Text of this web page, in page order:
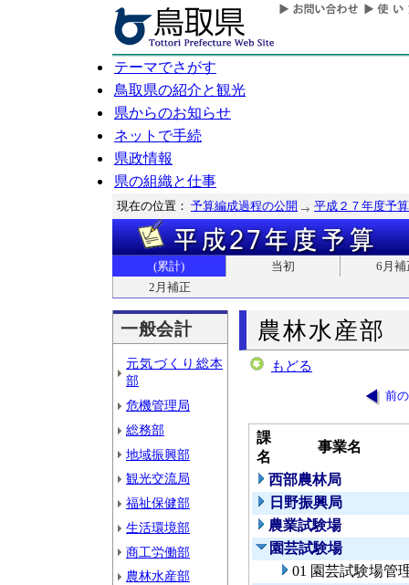
テーマでさがす
鳥取県の紹介と観光
県からのお知らせ
ネットで手続
県政情報
県の組織と仕事
現在の位置： 予算編成過程の公開 平成２７年度予算
(累計) 当初
6月補
2月補正
一般会計
元気づくり総本
部
危機管理局
総務部
地域振興部
観光交流局
福祉保健部
生活環境部
商工労働部
農林水産部
農林水産部
もどる
前
課
名
事業名
西部農林局
日野振興局
農業試験場
園芸試験場
01 園芸試験場管